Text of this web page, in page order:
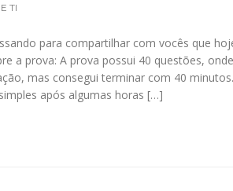
TI
para compartilhar com vocês que
a prova: A prova possui 40 questões,
mas consegui terminar com 40
após algumas horas […]